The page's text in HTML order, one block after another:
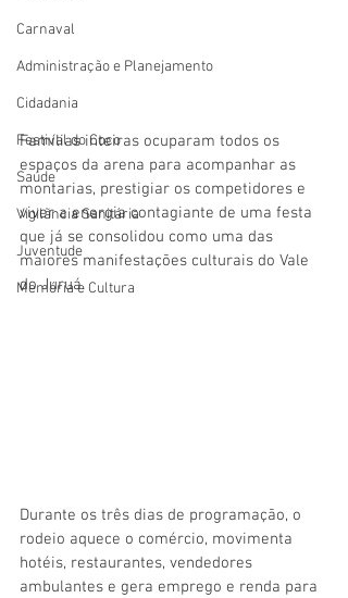
Carnaval
Administração e Planejamento
Cidadania
Festival do Coco
Saúde
Vigilãncia Sanitária
Juventude
Memória e Cultura
Famílias inteiras ocuparam todos os
espaços da arena para acompanhar as
montarias, prestigiar os competidores e
viver a energia contagiante de uma festa
que já se consolidou como uma das
maiores manifestações culturais do Vale
do Juruá.
Durante os três dias de programação, o
rodeio aquece o comércio, movimenta
hotéis, restaurantes, vendedores
ambulantes e gera emprego e renda para